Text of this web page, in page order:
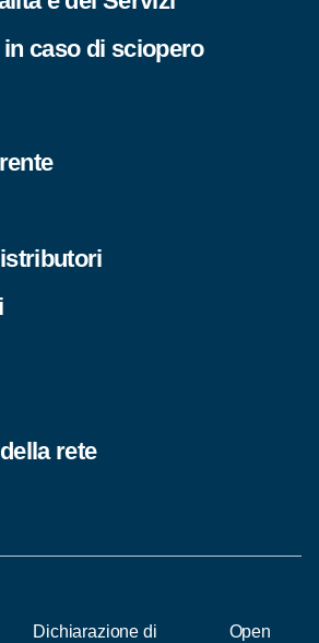
caso di sciopero
rete
Dichiarazione di Open